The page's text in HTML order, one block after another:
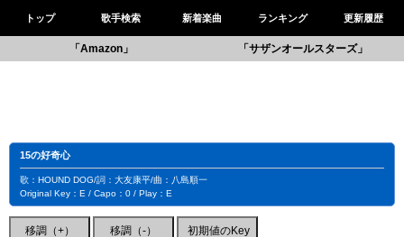
トップ 歌手検索 新着楽曲 ランキング 更新履歴
「Amazon」 「サザンオールスターズ」
15の好奇心
歌：HOUND DOG/詞：大友康平/曲：八島順一
Original Key：E / Capo：0 / Play：E